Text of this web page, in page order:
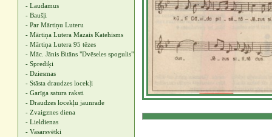
- Laudamus
- Baušļi
- Par Mārtiņu Luteru
- Mārtiņa Lutera Mazais Katehisms
- Mārtiņa Lutera 95 tēzes
- Māc. Jānis Bitāns "Dvēseles spogulis"
- Sprediķi
- Dziesmas
- Stāsta draudzes locekļi
- Garīga satura raksti
- Draudzes locekļu jaunrade
- Zvaigznes diena
- Lieldienas
- Vasarsvētki